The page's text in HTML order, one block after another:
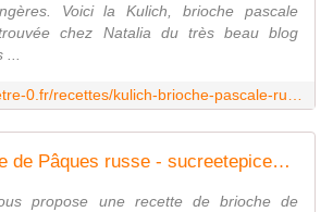
Voici la Kulich, brioche pascale
chez Natalia du très beau blog
Kulich - brioche de Pâques russe - sucreetepices.over-blog.com
propose une recette de brioche de